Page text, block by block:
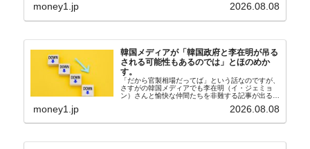
さんと「韓国初の文官上がり」の国防部長官安圭伯
money1.jp 2026.08.08
韓国メディアが「韓国政府と李在明が吊る
される可能性もあるのでは」とほのめか
す。
「だから官製相場だってば」という話なのですが、
さすがの韓国メディアでも李在明（イ・ジェミョ
ン）さんと愉快な仲間たちを非難する記事が出るよ
『朝鮮日報』に面白い記事が出ています。「東西南
money1.jp 2026.08.08